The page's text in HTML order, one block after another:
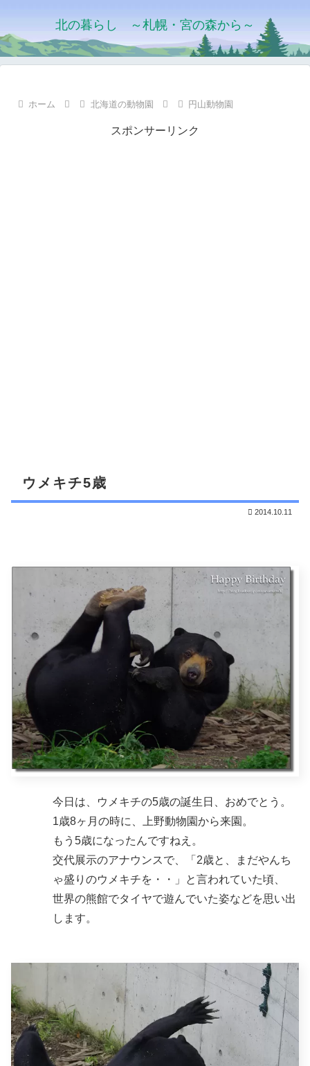
北の暮らし ～札幌・宮の森から～
ホーム 北海道の動物園 円山動物園
スポンサーリンク
ウメキチ5歳
2014.10.11
今日は、ウメキチの5歳の誕生日、おめでとう。
1歳8ヶ月の時に、上野動物園から来園。
もう5歳になったんですねえ。
交代展示のアナウンスで、「2歳と、まだやんち
ゃ盛りのウメキチを・・」と言われていた頃、
世界の熊館でタイヤで遊んでいた姿などを思い出
します。